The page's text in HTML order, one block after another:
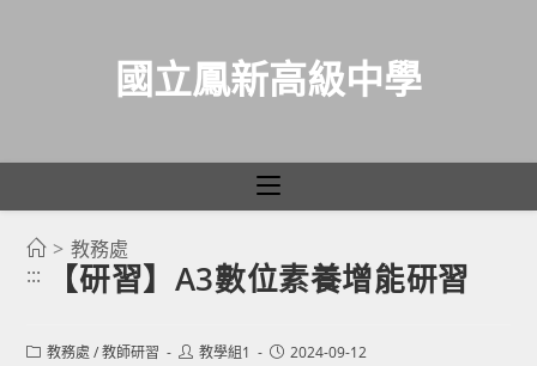
國立鳳新高級中學
> 教務處
:::
【研習】A3數位素養增能研習
Post教務處 / 教師研習
Post教學組1
Post2024-09-12